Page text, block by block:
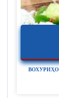
ВОХУРИҲО